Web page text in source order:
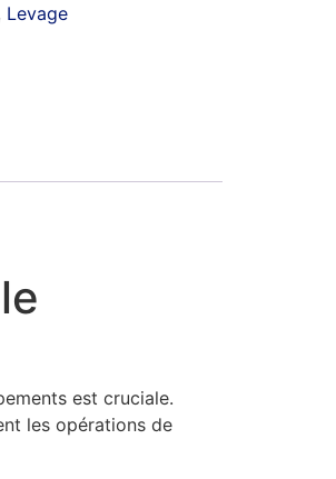
Levage
est cruciale.
les opérations de